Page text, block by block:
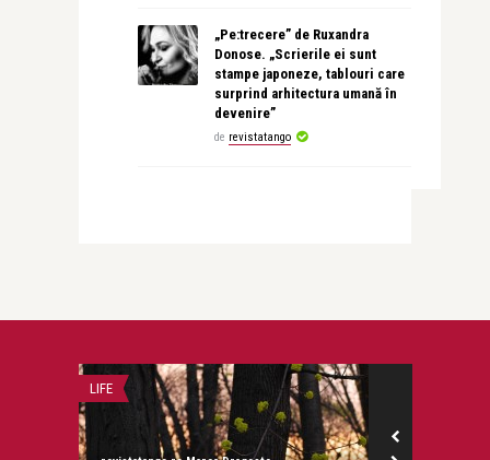
„Pe:trecere” de Ruxandra
Donose. „Scrierile ei sunt
stampe japoneze, tablouri care
surprind arhitectura umană în
devenire”
de revistatango
LIFE